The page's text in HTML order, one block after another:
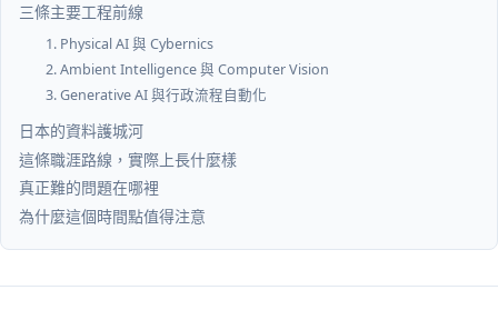
三條主要工程前線
1. Physical AI 與 Cybernics
2. Ambient Intelligence 與 Computer Vision
3. Generative AI 與行政流程自動化
日本的資料護城河
這條職涯路線，實際上長什麼樣
真正難的問題在哪裡
為什麼這個時間點值得注意